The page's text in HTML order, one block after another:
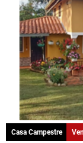
Casa Campestre